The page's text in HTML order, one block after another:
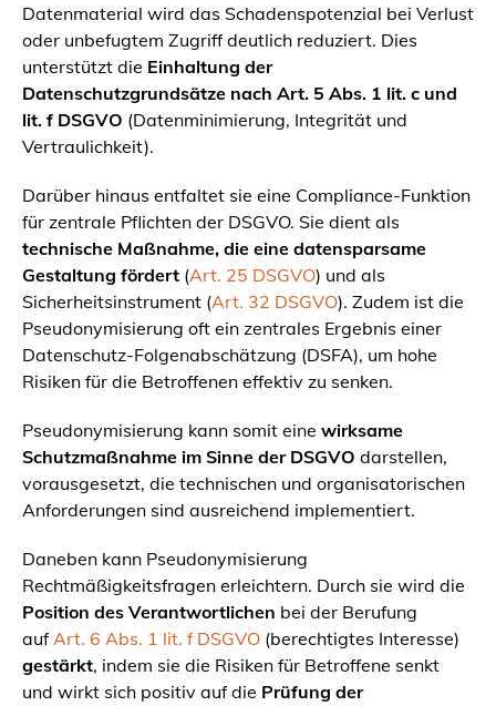
Datenmaterial wird das Schadenspotenzial bei Verlust
oder unbefugtem Zugriff deutlich reduziert. Dies
unterstützt die Einhaltung der
Datenschutzgrundsätze nach Art. 5 Abs. 1 lit. c und
lit. f DSGVO (Datenminimierung, Integrität und
Vertraulichkeit).
Darüber hinaus entfaltet sie eine Compliance-Funktion
für zentrale Pflichten der DSGVO. Sie dient als
technische Maßnahme, die eine datensparsame
Gestaltung fördert (Art. 25 DSGVO) und als
Sicherheitsinstrument (Art. 32 DSGVO). Zudem ist die
Pseudonymisierung oft ein zentrales Ergebnis einer
Datenschutz-Folgenabschätzung (DSFA), um hohe
Risiken für die Betroffenen effektiv zu senken.
Pseudonymisierung kann somit eine wirksame
Schutzmaßnahme im Sinne der DSGVO darstellen,
vorausgesetzt, die technischen und organisatorischen
Anforderungen sind ausreichend implementiert.
Daneben kann Pseudonymisierung
Rechtmäßigkeitsfragen erleichtern. Durch sie wird die
Position des Verantwortlichen bei der Berufung
aufArt. 6 Abs. 1 lit. f DSGVO (berechtigtes Interesse)
gestärkt, indem sie die Risiken für Betroffene senkt
und wirkt sich positiv auf die Prüfung der